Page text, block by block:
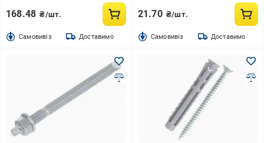
168.48 ₴/шт.
Cамовивіз Доставимо
21.70 ₴/шт.
Cамовивіз Доставимо